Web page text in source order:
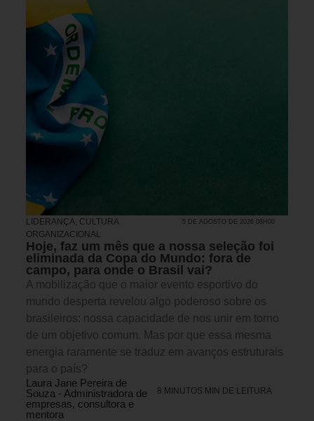
LIDERANÇA, CULTURA
ORGANIZACIONAL
5 DE AGOSTO DE 2026 08H00
Hoje, faz um mês que a nossa seleção foi
eliminada da Copa do Mundo: fora de
campo, para onde o Brasil vai?
A mobilização que o maior evento esportivo do
mundo desperta revelou algo poderoso sobre os
brasileiros: nossa capacidade de nos unir em torno
de um objetivo comum. Mas por que essa mesma
energia raramente se traduz em avanços estruturais
para o país?
Laura Jane Pereira de
Souza - Administradora de
empresas, consultora e
mentora
8 MINUTOS MIN DE LEITURA